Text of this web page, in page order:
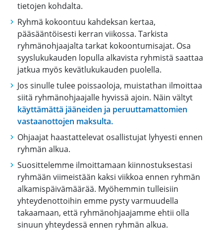
tietojen kohdalta.
Ryhmä kokoontuu kahdeksan kertaa,
pääsääntöisesti kerran viikossa. Tarkista
ryhmänohjaajalta tarkat kokoontumisajat. Osa
syyslukukauden lopulla alkavista ryhmistä saattaa
jatkua myös kevätlukukauden puolella.
Jos sinulle tulee poissaoloja, muistathan ilmoittaa
siitä ryhmänohjaajalle hyvissä ajoin. Näin vältyt
käyttämättä jääneiden ja peruuttamattomien
vastaanottojen maksulta.
Ohjaajat haastattelevat osallistujat lyhyesti ennen
ryhmän alkua.
Suosittelemme ilmoittamaan kiinnostuksestasi
ryhmään viimeistään kaksi viikkoa ennen ryhmän
alkamispäivämäärää. Myöhemmin tulleisiin
yhteydenottoihin emme pysty varmuudella
takaamaan, että ryhmänohjaajamme ehtii olla
sinuun yhteydessä ennen ryhmän alkua.